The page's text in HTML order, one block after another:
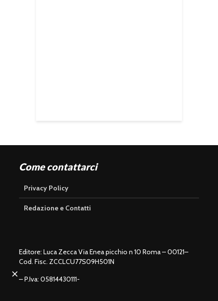
u
a
d
Come contattarci
Privacy Policy
Redazione e Contatti
Editore: Luca Zecca Via Enea picchio n 10 Roma – 00121–
Cod. Fisc. ZCCLCU77S09H501N
– P.Iva: 05814430111-